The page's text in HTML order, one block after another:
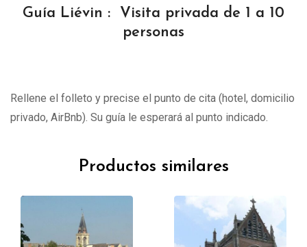
Guía Liévin : Visita privada de 1 a 10
personas
Rellene el folleto y precise el punto de cita (hotel, domicilio
privado, AirBnb). Su guía le esperará al punto indicado.
Productos similares